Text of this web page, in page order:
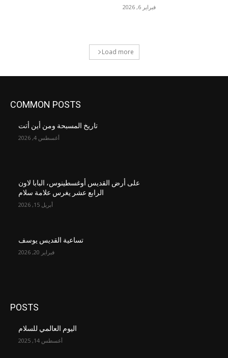
فبراير 6, 2026
Load more
COMMON POSTS
تاريخ المسبحة ومن أين أتت
أغسطس 4, 2026
على أرض القديس أوغسطينوس، البابا لاون
الرابع عشر يغرس علامة سلام
أبريل 15, 2026
تساعية القديس يوسف
فبراير 20, 2026
POSTS
اليوم العالمي للسلام
أغسطس 14, 2025